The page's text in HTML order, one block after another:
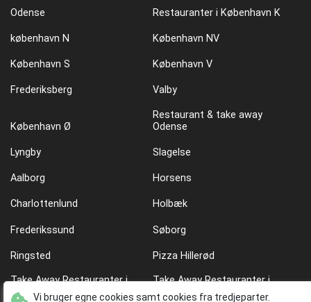
Odense Restauranter i København K
københavn N København NV
København S København V
Frederiksberg Valby
København Ø
Restaurant & take away
Odense
Lyngby Slagelse
Aalborg Horsens
Charlottenlund Holbæk
Frederikssund Søborg
Ringsted Pizza Hillerød
Take Away Restauranter i
København Ø
Take Away Restauranter i
København N
Vi bruger egne cookies samt cookies fra tredjeparter.